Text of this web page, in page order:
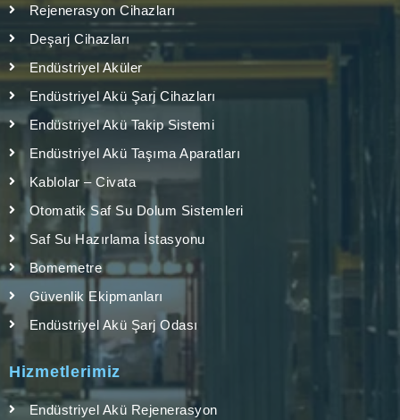
Rejenerasyon Cihazları
Deşarj Cihazları
Endüstriyel Aküler
Endüstriyel Akü Şarj Cihazları
Endüstriyel Akü Takip Sistemi
Endüstriyel Akü Taşıma Aparatları
Kablolar – Civata
Otomatik Saf Su Dolum Sistemleri
Saf Su Hazırlama İstasyonu
Bomemetre
Güvenlik Ekipmanları
Endüstriyel Akü Şarj Odası
Hizmetlerimiz
Endüstriyel Akü Rejenerasyon